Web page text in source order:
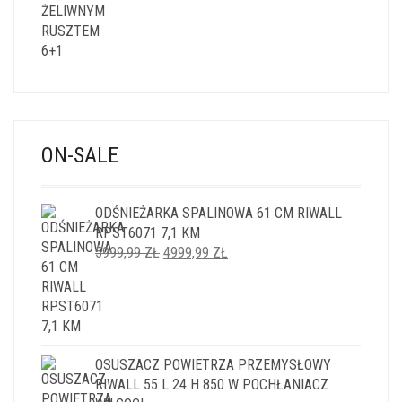
ON-SALE
ODŚNIEŻARKA SPALINOWA 61 CM RIWALL
RPST6071 7,1 KM
5999,99ZŁ PIERWOTNA
4999,99 ZŁ
OSUSZACZ POWIETRZA PRZEMYSŁOWY
RIWALL 55 L 24 H 850 W POCHŁANIACZ